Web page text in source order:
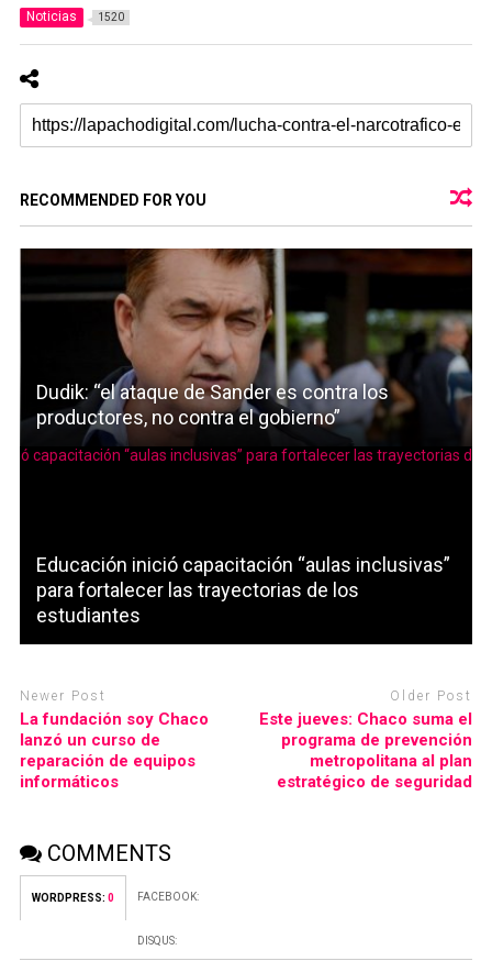
Noticias 1520
RECOMMENDED FOR YOU
Dudik: “el ataque de Sander es contra los
productores, no contra el gobierno”
Educación inició capacitación “aulas inclusivas”
para fortalecer las trayectorias de los
estudiantes
Newer Post
La fundación soy Chaco
lanzó un curso de
reparación de equipos
informáticos
Older Post
Este jueves: Chaco suma el
programa de prevención
metropolitana al plan
estratégico de seguridad
COMMENTS
WORDPRESS: 0 FACEBOOK:
DISQUS: